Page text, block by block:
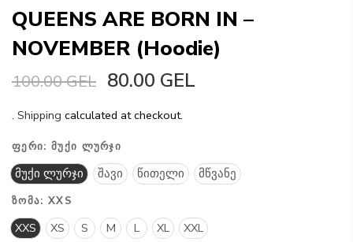
QUEENS ARE BORN IN –
NOVEMBER (Hoodie)
100.00 GEL 80.00 GEL
. Shipping calculated at checkout.
ᲤᲔᲠᲘ: ᲛᲣᲥᲘ ᲚᲣᲠᲯᲘ
მუქი ლურჯი შავი წითელი მწვანე
ᲖᲝᲛᲐ: XXS
XXS XS S M L XL XXL